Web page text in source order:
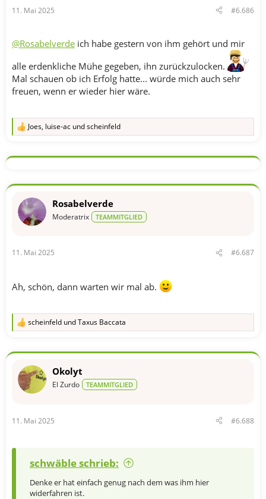
:
11. Mai 2025 #6.686
@Rosabelverde ich habe gestern von ihm gehört und mir
alle erdenkliche Mühe gegeben, ihn zurückzulocken.
Mal schauen ob ich Erfolg hatte... würde mich auch sehr
freuen, wenn er wieder hier wäre.
R
k
o
e
n
Joes, luise-ac undscheinfeld
Rosabelverde
Moderatrix TEAMMITGLIED
11. Mai 2025 #6.687
Ah, schön, dann warten wir mal ab.
R
k
o
:
scheinfeld undTaxus Baccata
Okolyt
El Zurdo TEAMMITGLIED
11. Mai 2025 #6.688
schwäble schrieb:
Denke er hat einfach genug nach dem was ihm hier
widerfahren ist.